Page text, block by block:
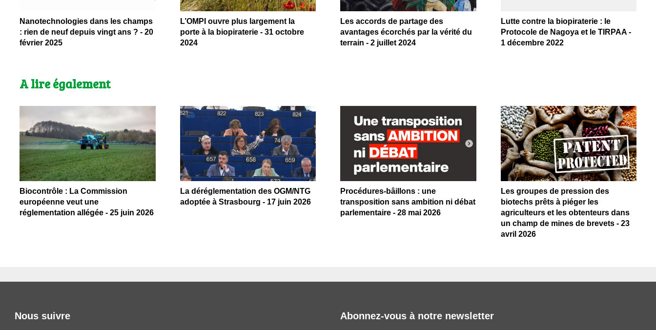
Nanotechnologies dans les champs
: rien de neuf depuis vingt ans ? - 20
février 2025
L’OMPI ouvre plus largement la
porte à la biopiraterie - 31 octobre
2024
Les accords de partage des
avantages écorchés par la vérité du
terrain - 2 juillet 2024
Lutte contre la biopiraterie : le
Protocole de Nagoya et le TIRPAA -
1 décembre 2022
A lire également
Biocontrôle : La Commission
européenne veut une
réglementation allégée - 25 juin 2026
La déréglementation des OGM/NTG
adoptée à Strasbourg - 17 juin 2026
Procédures-bâillons : une
transposition sans ambition ni débat
parlementaire - 28 mai 2026
Les groupes de pression des
biotechs prêts à piéger les
agriculteurs et les obtenteurs dans
un champ de mines de brevets - 23
avril 2026
Nous suivre Abonnez-vous à notre newsletter